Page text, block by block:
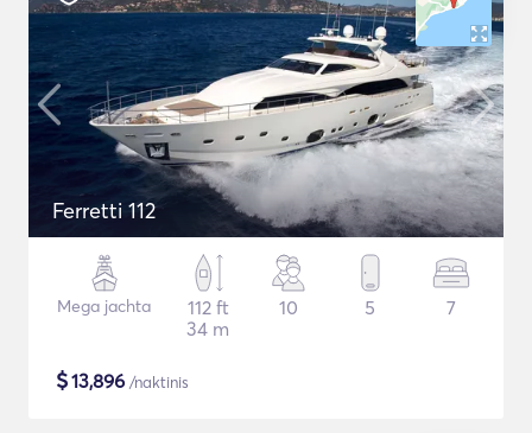
Ferretti 112
Mega jachta
112 ft
34 m
10 5 7
$13,896 /naktinis